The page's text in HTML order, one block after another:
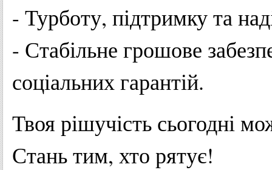
- Турботу, підтримку та
- Стабільне грошове
соціальних гарантій.
Твоя рішучість сьогодні
Стань тим, хто рятує!